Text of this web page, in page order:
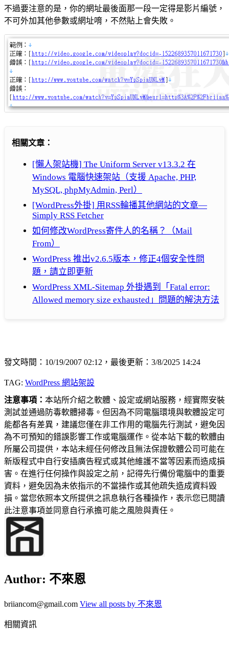
不過要注意的是，你的網址最後面那一段一定得是影片編號，
不可外加其他參數或網址唷，不然貼上會失敗。
相關文章：
[懶人架站機] The Uniform Server v13.3.2 在
Windows 電腦快速架站（支援 Apache, PHP,
MySQL, phpMyAdmin, Perl）
[WordPress外掛] 用RSS輪播其他網站的文章—
Simply RSS Fetcher
如何修改WordPress寄件人的名稱？（Mail
From）
WordPress 推出v2.6.5版本，修正4個安全性問
題，請立即更新
WordPress XML-Sitemap 外掛遇到「Fatal error:
Allowed memory size exhausted」問題的解決方法
發文時間：10/19/2007 02:12，最後更新：3/8/2025 14:24
TAG: WordPress 網站架設
注意事項： 本站所介紹之軟體、設定或網站服務，經實際安裝
測試並通過防毒軟體掃毒。但因為不同電腦環境與軟體設定可
能都各有差異，建議您僅在非工作用的電腦先行測試，避免因
為不可預知的錯誤影響工作或電腦運作。從本站下載的軟體由
所屬公司提供，本站未經任何修改且無法保證軟體公司可能在
新版程式中自行安插廣告程式或其他維護不當等因素而造成損
害。在進行任何操作與設定之前，記得先行備份電腦中的重要
資料，避免因為未依指示的不當操作或其他疏失造成資料毀
損。當您依照本文所提供之訊息執行各種操作，表示您已閱讀
此注意事項並同意自行承擔可能之風險與責任。
Author: 不來恩
briiancom@gmail.com View all posts by 不來恩
相關資訊